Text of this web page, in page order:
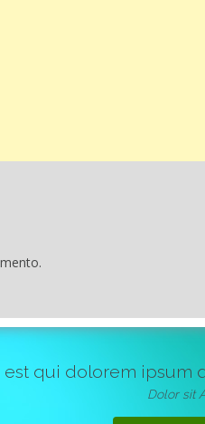
qui dolorem ipsum
Dolor sit